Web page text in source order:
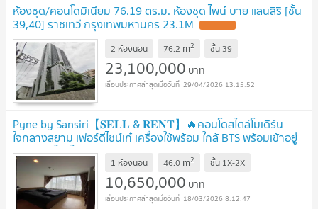
ห้องชุด/คอนโดมิเนียม 76.19 ตร.ม. ห้องชุด ไพน์ บาย แสนสิริ [ชั้น
39,40] ราชเทวี กรุงเทพมหานคร 23.1M
2 ห้องนอน 76.2 m2 ชั้น 39
23,100,000 บาท
29/04/2026 13:15:52
Pyne by Sansiri【𝐒𝐄𝐋𝐋 & 𝐑𝐄𝐍𝐓】🔥คอนโดสไตล์โมเดิร์น
ใจกลางสยาม เฟอร์ดีไซน์เก๋ เครื่องใช้พร้อม ใกล้ BTS พร้อมเข้าอยู่
🔥 ติดต่อไลน์ไอดี: @hacondo
1 ห้องนอน 46.0 m2 ชั้น 1X-2X
10,650,000 บาท
18/03/2026 8:12:47